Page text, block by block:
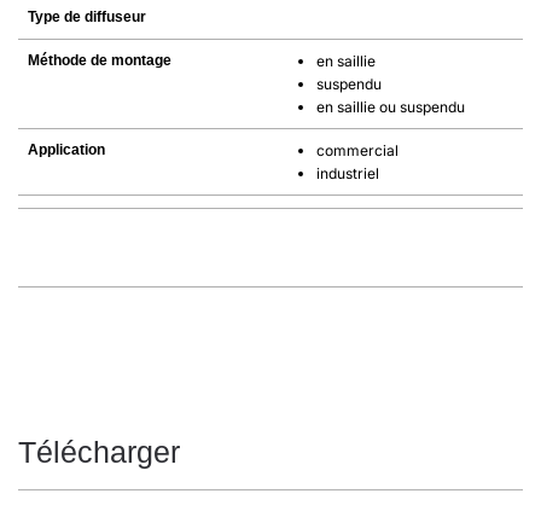
Type de diffuseur
Méthode de montage
en saillie
suspendu
en saillie ou suspendu
Application
commercial
industriel
Télécharger